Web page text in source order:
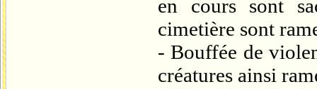
en cours sont
cimetière sont
- Bouffée de
créatures ainsi